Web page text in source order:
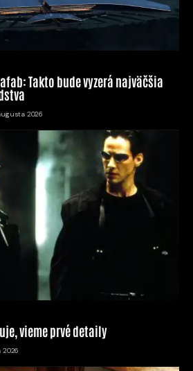
Takto bude vyzerá najväčšia
2026
vieme prvé detaily
2026